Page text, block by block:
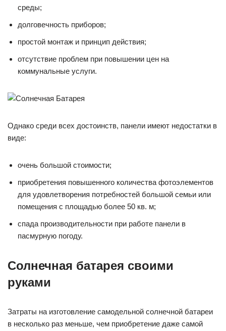
среды;
долговечность приборов;
простой монтаж и принцип действия;
отсутствие проблем при повышении цен на
коммунальные услуги.
Однако среди всех достоинств, панели имеют недостатки в
виде:
очень большой стоимости;
приобретения повышенного количества фотоэлементов
для удовлетворения потребностей большой семьи или
помещения с площадью более 50 кв. м;
спада производительности при работе панели в
пасмурную погоду.
Солнечная батарея своими
руками
Затраты на изготовление самодельной солнечной батареи
в несколько раз меньше, чем приобретение даже самой